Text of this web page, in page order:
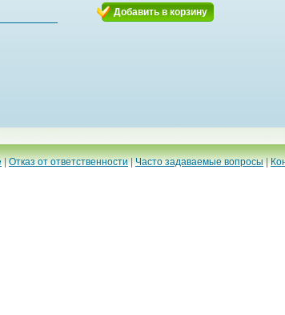
Добавить в корзину
|Отказ от ответственности|Часто задаваемые вопросы|